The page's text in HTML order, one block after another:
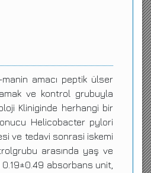
amacı peptik ülser
ve kontrol grubuyla
Kliniginde herhangi bir
Helicobacter pylori
ve tedavi sonrasi iskemi
arasında yaş ve
absorbans unit,